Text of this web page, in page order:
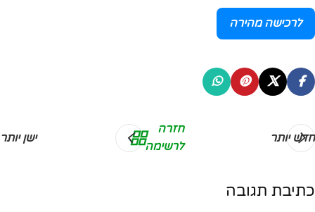
לרכישה מהירה
חדש יותר
חזרה
לרשימה
ישן יותר
כתיבת תגובה